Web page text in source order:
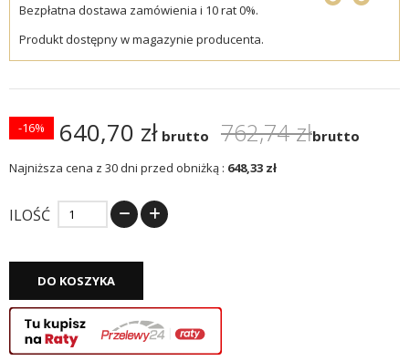
Bezpłatna dostawa zamówienia i 10 rat 0%.
Produkt dostępny w magazynie producenta.
640,70 zł brutto 762,74 złbrutto
-16%
Najniższa cena z 30 dni przed obniżką : 648,33 zł
ILOŚĆ
DO KOSZYKA